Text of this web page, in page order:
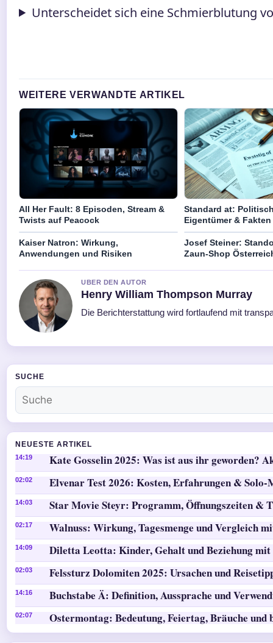
Unterscheidet sich eine Schmierblutung
WEITERE VERWANDTE ARTIKEL
All Her Fault: 8 Episoden, Stream &
Twists auf Peacock
Standard at:
Eigentümer & Fakten
Kaiser Natron: Wirkung,
Anwendungen und Risiken
Josef Steiner:
Zaun-Shop
UBER DEN AUTOR
Henry William Thompson Murray
Die Berichterstattung wird fortlaufend mit
SUCHE
NEUESTE ARTIKEL
14:19 Kate Gosselin 2025: Was ist aus ihr geworden?
02:02 Elvenar Test 2026: Kosten, Erfahrungen & Solo-
14:03 Star Movie Steyr: Programm, Öffnungszeiten &
02:17 Walnuss: Wirkung, Tagesmenge und Vergleich
14:09 Diletta Leotta: Kinder, Gehalt und Beziehung
02:03 Felssturz Dolomiten 2025: Ursachen und
14:16 Buchstabe Ä: Definition, Aussprache und
02:07 Ostermontag: Bedeutung, Feiertag, Bräuche und